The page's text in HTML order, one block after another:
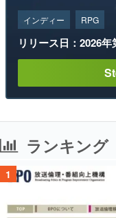
インディー RPG
リリース日：2026
ランキング
1